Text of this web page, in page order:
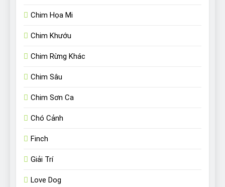
Chim Họa Mi
Chim Khướu
Chim Rừng Khác
Chim Sâu
Chim Sơn Ca
Chó Cảnh
Finch
Giải Trí
Love Dog